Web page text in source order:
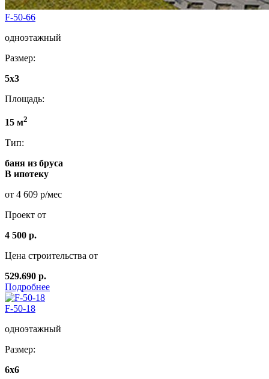
F-50-66
одноэтажный
Размер:
5x3
Площадь:
15 м2
Тип:
баня из бруса
В ипотеку
от 4 609 р/мес
Проект от
4 500 р.
Цена строительства от
529.690 р.
Подробнее
F-50-18
одноэтажный
Размер:
6x6